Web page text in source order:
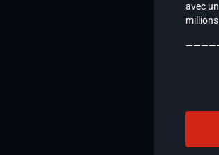
avec